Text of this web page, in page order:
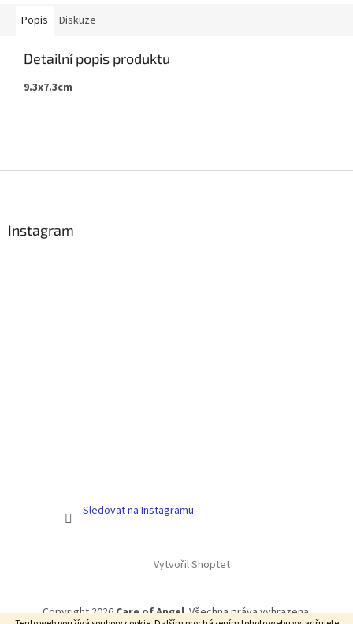
Popis Diskuze
Detailní popis produktu
9.3x7.3cm
Instagram
Sledovat na Instagramu
Vytvořil Shoptet
Copyright 2026Care of Angel. Všechna práva vyhrazena.